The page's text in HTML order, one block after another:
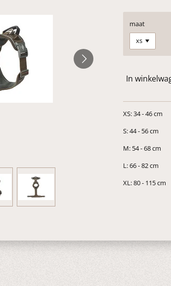
maat
In
XS: 34 - 46 cm
S: 44 - 56 cm
M: 54 - 68 cm
L: 66 - 82 cm
XL: 80 - 115 cm